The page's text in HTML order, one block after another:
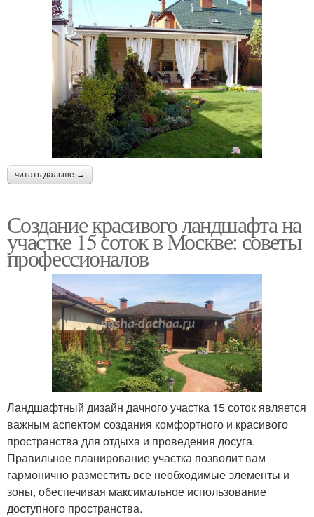
читать дальше →
Создание красивого ландшафта на
участке 15 соток в Москве: советы
профессионалов
Ландшафтный дизайн дачного участка 15 соток является
важным аспектом создания комфортного и красивого
пространства для отдыха и проведения досуга.
Правильное планирование участка позволит вам
гармонично разместить все необходимые элементы и
зоны, обеспечивая максимальное использование
доступного пространства.